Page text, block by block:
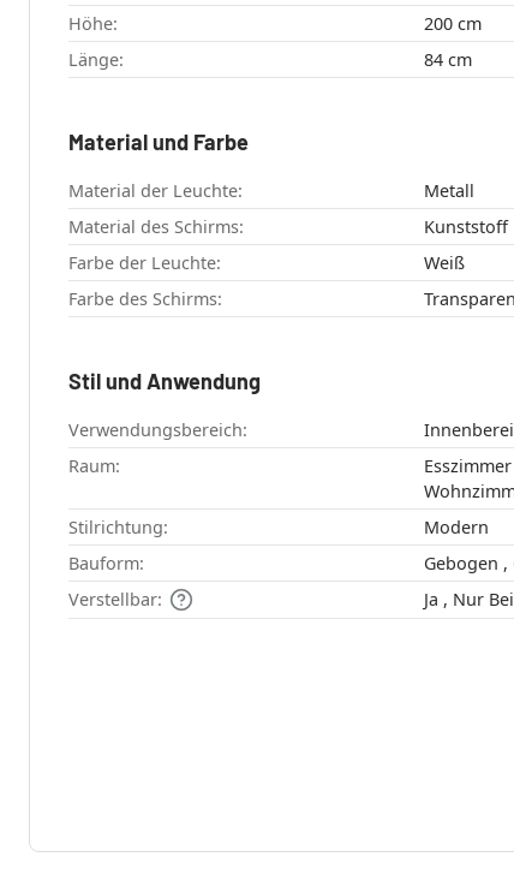
Höhe:
200 cm
Länge:
84 cm
Material und Farbe
Material der Leuchte:
Metall
Material des Schirms:
Kunststoff
Farbe der Leuchte:
Weiß
Farbe des Schirms:
Stil und Anwendung
Verwendungsbereich:
Raum:
Esszimmer , Schlafzimmer ,
Stilrichtung:
Modern
Bauform:
Verstellbar:
Ja , Nur